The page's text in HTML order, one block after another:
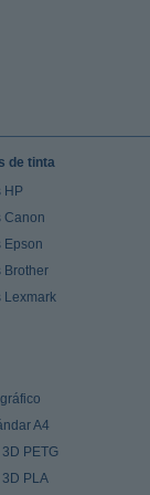
de tinta
HP
Canon
Epson
Brother
Lexmark
A4
PETG
PLA